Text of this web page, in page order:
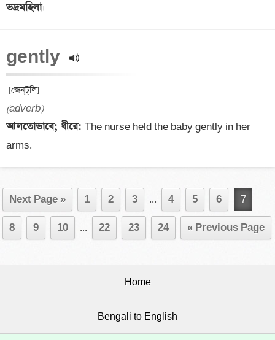
ভদ্রমহিলা
gently
(adverb)
আলতোভাবে; ধীরে: The nurse held the baby gently in her
arms.
Next Page » 1 2 3 ... 4 5 6 7
8 9 10 ... 22 23 24 « Previous Page
Home
Bengali to English